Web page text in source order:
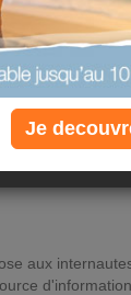
je préfère le
maigri et
aux
Je